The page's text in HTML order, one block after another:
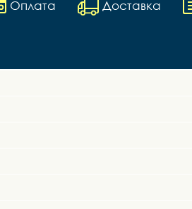
Оплата Доставка